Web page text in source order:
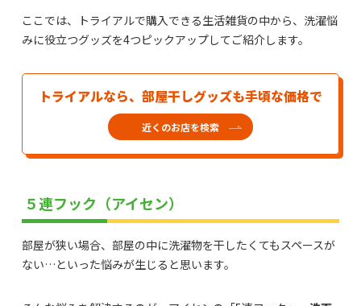
ここでは、トライアルで購入できる生活雑貨の中から、洗濯悩
みに役立つグッズを4つピックアップしてご紹介します。
トライアルなら、部屋干しグッズも手頃な価格で
近くのお店を検索
５連フック（アイセン）
部屋が狭い場合、部屋の中に洗濯物を干したくてもスペースが
ない…といった悩みが生じると思います。